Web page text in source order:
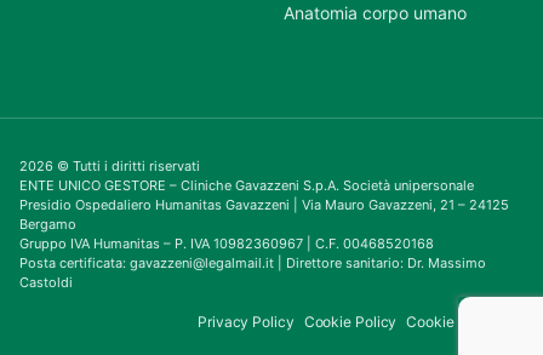
Anatomia corpo umano
2026 © Tutti i diritti riservati
ENTE UNICO GESTORE – Cliniche Gavazzeni S.p.A. Società unipersonale
Presidio Ospedaliero Humanitas Gavazzeni | Via Mauro Gavazzeni, 21 – 24125
Bergamo
Gruppo IVA Humanitas – P. IVA 10982360967 | C.F. 00468520168
Posta certificata: gavazzeni@legalmail.it | Direttore sanitario: Dr. Massimo
Castoldi
Privacy Policy Cookie Policy Cookie Consent